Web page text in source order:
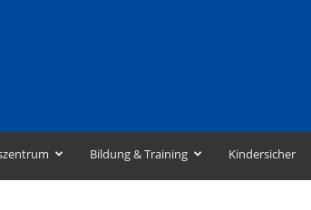
Bildung & Training Kindersicher